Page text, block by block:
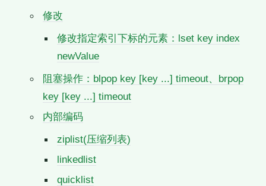
修改
修改指定索引下标的元素：lset key index
newValue
阻塞操作：blpop key [key ...] timeout、brpop
key [key ...] timeout
内部编码
ziplist(压缩列表)
linkedlist
quicklist